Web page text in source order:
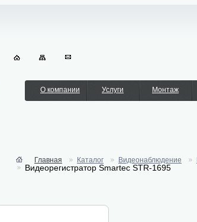
О компании
Услуги Монтаж
Главная Каталог Видеонаблюдение
Видеорегистратор Smartec STR-1695